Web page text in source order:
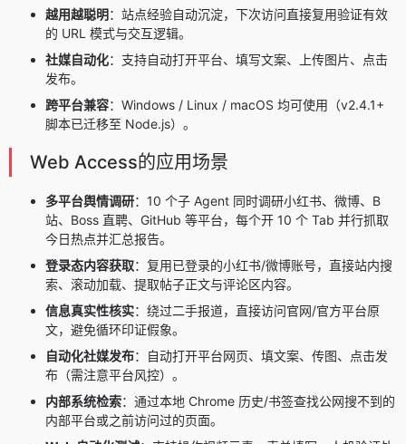
越用越聪明：站点经验自动沉淀，下次访问直接复用验证有效
的 URL 模式与交互逻辑。
社媒自动化：支持自动打开平台、填写文案、上传图片、点击
发布。
跨平台兼容：Windows / Linux / macOS 均可使用（v2.4.1+
脚本已迁移至 Node.js）。
Web Access的应用场景
多平台舆情调研：10 个子 Agent 同时调研小红书、微博、B
站、Boss 直聘、GitHub 等平台，每个开 10 个 Tab 并行抓取
今日热点并汇总报告。
登录态内容获取：复用已登录的小红书/微博账号，直接站内搜
索、滚动加载、提取帖子正文与评论区内容。
信息真实性核实：绕过二手报道，直接访问官网/官方平台原
文，避免循环印证假象。
自动化社媒发布：自动打开平台网页、填文案、传图、点击发
布（需注意平台风控）。
内部系统检索：通过本地 Chrome 历史/书签查找公网搜不到的
内部平台或之前访问过的页面。